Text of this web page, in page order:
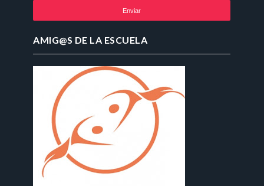
AMIG@S DE LA ESCUELA